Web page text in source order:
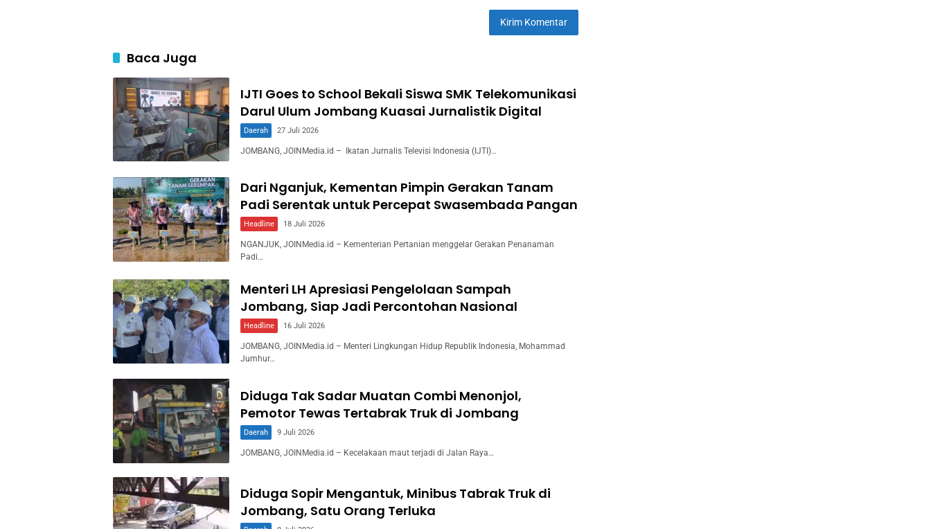
Baca Juga
IJTI Goes to School Bekali Siswa SMK Telekomunikasi
Darul Ulum Jombang Kuasai Jurnalistik Digital
Daerah 27 Juli 2026
JOMBANG, JOINMedia.id – Ikatan Jurnalis Televisi Indonesia (IJTI)…
Dari Nganjuk, Kementan Pimpin Gerakan Tanam
Padi Serentak untuk Percepat Swasembada Pangan
Headline 18 Juli 2026
NGANJUK, JOINMedia.id – Kementerian Pertanian menggelar Gerakan Penanaman
Padi…
Menteri LH Apresiasi Pengelolaan Sampah
Jombang, Siap Jadi Percontohan Nasional
Headline 16 Juli 2026
JOMBANG, JOINMedia.id – Menteri Lingkungan Hidup Republik Indonesia, Mohammad
Jumhur…
Diduga Tak Sadar Muatan Combi Menonjol,
Pemotor Tewas Tertabrak Truk di Jombang
Daerah 9 Juli 2026
JOMBANG, JOINMedia.id – Kecelakaan maut terjadi di Jalan Raya…
Diduga Sopir Mengantuk, Minibus Tabrak Truk di
Jombang, Satu Orang Terluka